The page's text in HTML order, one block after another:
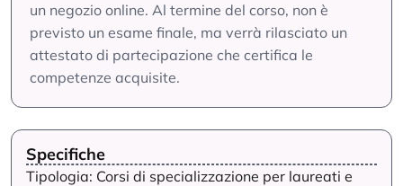
un negozio online. Al termine del corso, non è
previsto un esame finale, ma verrà rilasciato un
attestato di partecipazione che certifica le
competenze acquisite.
Specifiche
Tipologia: Corsi di specializzazione per laureati e